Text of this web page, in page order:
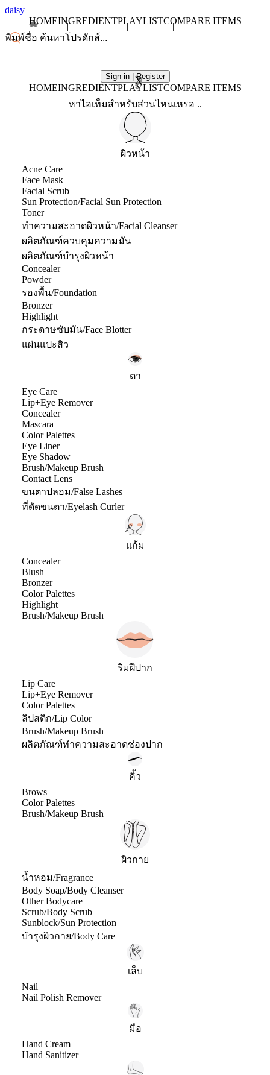
daisy
HOMEINGREDIENTPLAYLISTCOMPARE ITEMS
Sign in | Register
X
HOMEINGREDIENTPLAYLISTCOMPARE ITEMS
หาไอเท็มสำหรับส่วนไหนเหรอ ..
ผิวหน้า
Acne Care
Face Mask
Facial Scrub
Sun Protection/Facial Sun Protection
Toner
ทำความสะอาดผิวหน้า/Facial Cleanser
ผลิตภัณฑ์ควบคุมความมัน
ผลิตภัณฑ์บำรุงผิวหน้า
Concealer
Powder
รองพื้น/Foundation
Bronzer
Highlight
กระดาษซับมัน/Face Blotter
แผ่นแปะสิว
ตา
Eye Care
Lip+Eye Remover
Concealer
Mascara
Color Palettes
Eye Liner
Eye Shadow
Brush/Makeup Brush
Contact Lens
ขนตาปลอม/False Lashes
ที่ดัดขนตา/Eyelash Curler
แก้ม
Concealer
Blush
Bronzer
Color Palettes
Highlight
Brush/Makeup Brush
ริมฝีปาก
Lip Care
Lip+Eye Remover
Color Palettes
ลิปสติก/Lip Color
Brush/Makeup Brush
ผลิตภัณฑ์ทำความสะอาดช่องปาก
คิ้ว
Brows
Color Palettes
Brush/Makeup Brush
ผิวกาย
น้ำหอม/Fragrance
Body Soap/Body Cleanser
Other Bodycare
Scrub/Body Scrub
Sunblock/Sun Protection
บำรุงผิวกาย/Body Care
เล็บ
Nail
Nail Polish Remover
มือ
Hand Cream
Hand Sanitizer